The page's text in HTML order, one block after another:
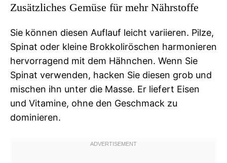
Zusätzliches Gemüse für mehr Nährstoffe
Sie können diesen Auflauf leicht variieren. Pilze,
Spinat oder kleine Brokkoliröschen harmonieren
hervorragend mit dem Hähnchen. Wenn Sie
Spinat verwenden, hacken Sie diesen grob und
mischen ihn unter die Masse. Er liefert Eisen
und Vitamine, ohne den Geschmack zu
dominieren.